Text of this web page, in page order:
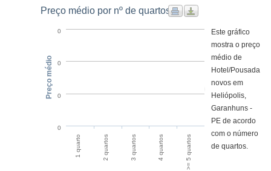
Preço médio por nº de quartos
1 quarto 2 quartos 3 quartos 4 quartos >= 5 quartos
0
0
0
0
Preço médio
Este gráfico
mostra o preço
médio de
Hotel/Pousada
novos em
Heliópolis,
Garanhuns -
PE de acordo
com o número
de quartos.